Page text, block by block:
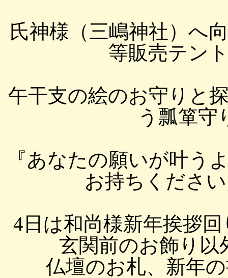
氏神様（三嶋神社）へ
等販売テン
午干支の絵のお守りと
う瓢箪守
『あなたの願いが叶う
お持ちくださ
4日は和尚様新年挨拶
玄関前のお飾り以
仏壇のお札、新年